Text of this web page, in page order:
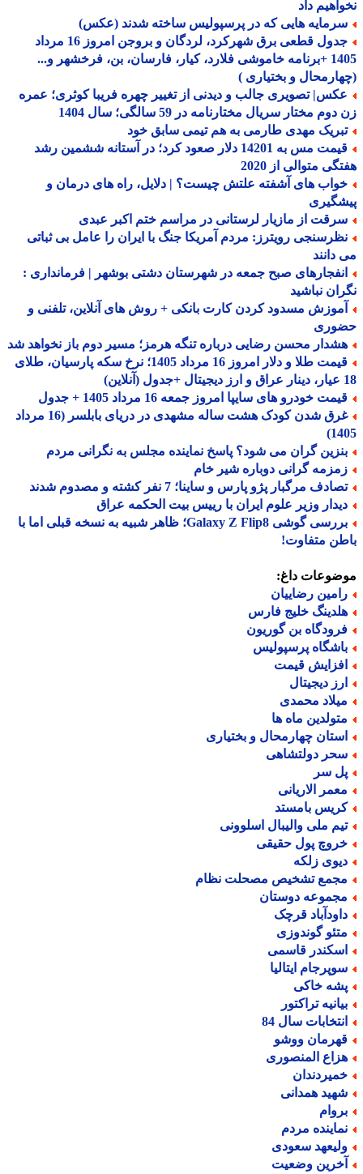
داد
هایی که در پرسپولیس ساخته شدند (عکس)
جدول قطعی برق شهرکرد، لردگان و بروجن امروز 16 مرداد
1405 +برنامه خاموشی فلارد، کیار، فارسان، بن، فرخشهر و...
و بختیاری )
تصویری جالب و دیدنی از تغییر چهره فریبا کوثری؛ عمره
مختار سریال مختارنامه در 59 سالگی؛ سال 1404
مهدی طارمی به هم تیمی سابق خود
قیمت مس به 14201 دلار صعود کرد؛ در آستانه ششمین رشد
متوالی از 2020
های آشفته علتش چیست؟ | دلایل، راه های درمان و
از مازیار لرستانی در مراسم ختم اکبر عبدی
رویترز: مردم آمریکا جنگ با ایران را عامل بی ثباتی
صبح جمعه در شهرستان دشتی بوشهر | فرمانداری :
نباشید
مسدود کردن کارت بانکی + روش های آنلاین، تلفنی و
محسن رضایی درباره تنگه هرمز؛ مسیر دوم باز نخواهد شد
قیمت طلا و دلار امروز 16 مرداد 1405؛ نرخ سکه پارسیان، طلای
خودرو های سایپا امروز جمعه 16 مرداد 1405 + جدول
غرق شدن کودک هشت ساله مشهدی در دریای بابلسر (16 مرداد
گران می شود؟ پاسخ نماینده مجلس به نگرانی مردم
گرانی دوباره شیر خام
مرگبار پژو پارس و ساینا؛ 7 نفر کشته و مصدوم شدند
وزیر علوم ایران با رییس بیت الحکمه عراق
بررسی گوشی Galaxy Z Flip8؛ ظاهر شبیه به نسخه قبلی اما با
متفاوت!
داغ:
رضاییان
خلیج فارس
بن گوریون
پرسپولیس
قیمت
دیجیتال
محمدی
ماه ها
چهارمحال و بختیاری
دولتشاهی
سر
الاریانی
بامستد
ملی والیبال اسلوونی
پول حقیقی
زلکه
تشخیص مصحلت نظام
دوستان
قرچک
گوندوزی
قاسمی
ایتالیا
خاکی
تراکتور
سال 84
ووشو
المنصوری
همدانی
مردم
سعودی
وضعیت